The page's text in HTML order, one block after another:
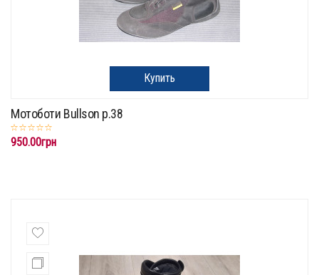
Купить
Мотоботи Bullson p.38
950.00грн